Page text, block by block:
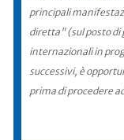
principali
diretta" (sul posto di
internazionali in
successivi, è
prima di procedere